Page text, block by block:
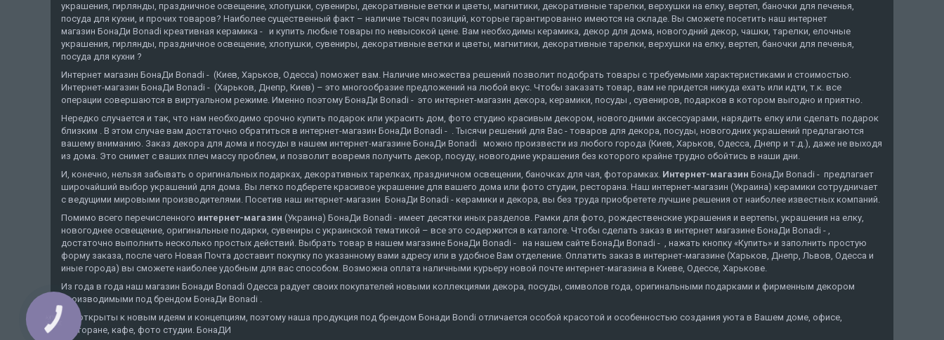
украшения, гирлянды, праздничное освещение, хлопушки, сувениры, декоративные ветки и цветы, магнитики, декоративные тарелки, верхушки на елку, вертеп, баночки для печенья,
посуда для кухни, и прочих товаров? Наиболее существенный факт – наличие тысяч позиций, которые гарантированно имеются на складе. Вы сможете посетить наш интернет
магазин БонаДи Bonadi креативная керамика - и купить любые товары по невысокой цене. Вам необходимы керамика, декор для дома, новогодний декор, чашки, тарелки, елочные
украшения, гирлянды, праздничное освещение, хлопушки, сувениры, декоративные ветки и цветы, магнитики, декоративные тарелки, верхушки на елку, вертеп, баночки для печенья,
посуда для кухни ?
Интернет магазин БонаДи Bonadi - (Киев, Харьков, Одесса) поможет вам. Наличие множества решений позволит подобрать товары с требуемыми характеристиками и стоимостью.
Интернет-магазин БонаДи Bonadi - (Харьков, Днепр, Киев) – это многообразие предложений на любой вкус. Чтобы заказать товар, вам не придется никуда ехать или идти, т.к. все
операции совершаются в виртуальном режиме. Именно поэтому БонаДи Bonadi - это интернет-магазин декора, керамики, посуды , сувениров, подарков в котором выгодно и приятно.
Нередко случается и так, что нам необходимо срочно купить подарок или украсить дом, фото студию красивым декором, новогодними аксессуарами, нарядить елку или сделать подарок
близким . В этом случае вам достаточно обратиться в интернет-магазин БонаДи Bonadi - . Тысячи решений для Вас - товаров для декора, посуды, новогодних украшений предлагаются
вашему вниманию. Заказ декора для дома и посуды в нашем интернет-магазине БонаДи Bonadi можно произвести из любого города (Киев, Харьков, Одесса, Днепр и т.д.), даже не выходя
из дома. Это снимет с ваших плеч массу проблем, и позволит вовремя получить декор, посуду, новогодние украшения без которого крайне трудно обойтись в наши дни.
И, конечно, нельзя забывать о оригинальных подарках, декоративных тарелках, праздничном освещении, баночках для чая, фоторамках. Интернет-магазин БонаДи Bonadi - предлагает
широчайший выбор украшений для дома. Вы легко подберете красивое украшение для вашего дома или фото студии, ресторана. Наш интернет-магазин (Украина) керамики сотрудничает
с ведущими мировыми производителями. Посетив наш интернет-магазин БонаДи Bonadi - керамики и декора, вы без труда приобретете лучшие решения от наиболее известных компаний.
Помимо всего перечисленного интернет-магазин (Украина) БонаДи Bonadi - имеет десятки иных разделов. Рамки для фото, рождественские украшения и вертепы, украшения на елку,
новогоднее освещение, оригинальные подарки, сувениры с украинской тематикой – все это содержится в каталоге. Чтобы сделать заказ в интернет магазине БонаДи Bonadi - ,
достаточно выполнить несколько простых действий. Выбрать товар в нашем магазине БонаДи Bonadi - на нашем сайте БонаДи Bonadi - , нажать кнопку «Купить» и заполнить простую
форму заказа, после чего Новая Почта доставит покупку по указанному вами адресу или в удобное Вам отделение. Оплатить заказ в интернет-магазине (Харьков, Днепр, Львов, Одесса и
иные города) вы сможете наиболее удобным для вас способом. Возможна оплата наличными курьеру новой почте интернет-магазина в Киеве, Одессе, Харькове.
Из года в года наш магазин Бонади Bonadi Одесса радует своих покупателей новыми коллекциями декора, посуды, символов года, оригинальными подарками и фирменным декором
производимыми под брендом БонаДи Bonadi .
Мы открыты к новым идеям и концепциям, поэтому наша продукция под брендом Бонади Bondi отличается особой красотой и особенностью создания уюта в Вашем доме, офисе,
ресторане, кафе, фото студии. БонаДИ
КНОПКА
ЗВ'ЯЗКУ